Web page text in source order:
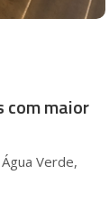
com maior
Verde,